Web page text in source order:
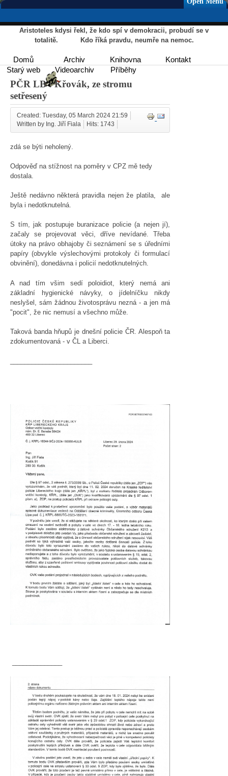
Aristoteles kdysi řekl, že kdo spí v demokracii, probudí se v
totalitě. Kdo říká pravdu, neumře na nemoc.
Domů Archiv Knihovna
Kontakt
Starý web
Videoarchiv Příběhy
PČR LB : Křovák, ze stromu
setřesený
Created: Tuesday, 05 March 2024 21:59
Written by Ing. Jiří Fiala
Hits: 1743
zdá se býti neholený.
Odpověď na stížnost na poměry v CPZ mě tedy
dostala.
Ještě nedávno některá pravidla nejen že platila, ale
byla i nedotknutelná.
S tím, jak postupuje buranizace policie (a nejen jí),
začaly se projevovat věci, dříve nevídané. Třeba
útoky na právo obhajoby či seznámení se s úředními
papíry (obvykle výslechovými protokoly či formulací
obvinění), donedávna i policií nedotknutelných.
A nad tím všim sedí poloidiot, který nemá ani
základní hygienické návyky, o jídelníčku nikdy
neslyšel, sám žádnou životosprávu nezná - a jen má
"pocit", že nic nemusí a všechno může.
Taková banda hňupů je dnešní policie ČR. Alespoň ta
zdokumentovaná - v ČL a Liberci.